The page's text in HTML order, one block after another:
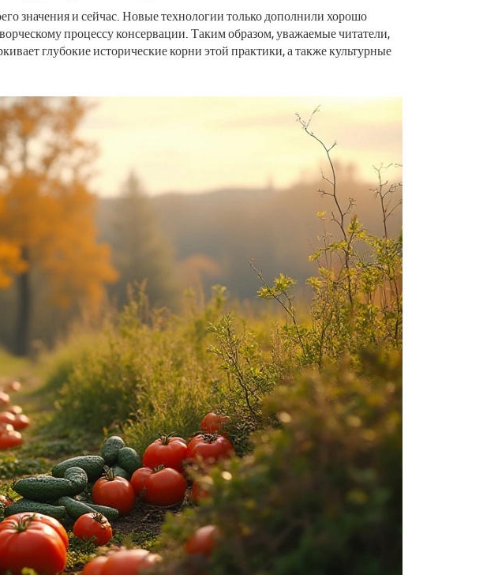
значения и сейчас. Новые технологии только дополнили хорошо
процессу консервации. Таким образом, уважаемые читатели,
глубокие исторические корни этой практики, а также культурные